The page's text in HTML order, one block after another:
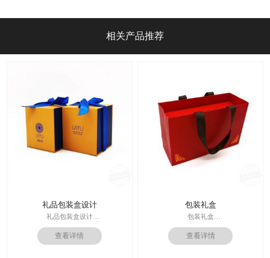
相关产品推荐
礼品包装盒设计
礼品包装盒设计
印刷技术：专色印刷/四色印刷
内材料：特种纸
查看详情
包装礼盒
包装礼盒
印刷技术： 专色印刷
面纸：特种纸
内材料：1500克灰板
查看详情